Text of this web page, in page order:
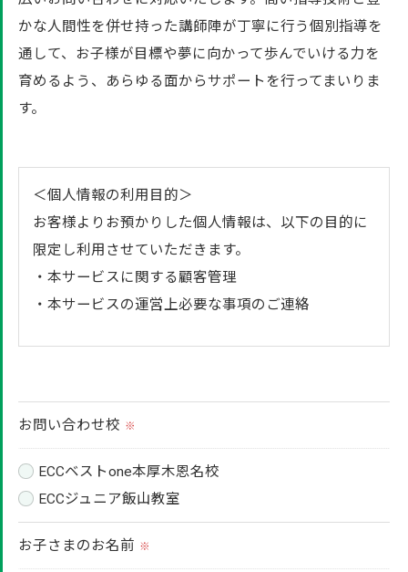
かな人間性を併せ持った講師陣が丁寧に行う個別指導を
通して、お子様が目標や夢に向かって歩んでいける力を
育めるよう、あらゆる面からサポートを行ってまいりま
す。
＜個人情報の利用目的＞
お客様よりお預かりした個人情報は、以下の目的に
限定し利用させていただきます。
・本サービスに関する顧客管理
・本サービスの運営上必要な事項のご連絡
られた場合を除き、
ません。
＜個人情報の委託について＞
当社では、利用目的の達成に必要な範囲において、
お問い合わせ校 ※
ECCベストone本厚木恩名校
ECCジュニア飯山教室
お子さまのお名前 ※